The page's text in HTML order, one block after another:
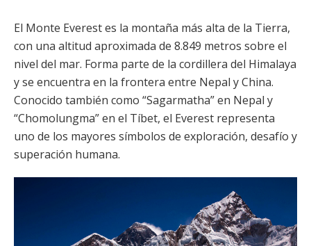
El Monte Everest es la montaña más alta de la Tierra,
con una altitud aproximada de 8.849 metros sobre el
nivel del mar. Forma parte de la cordillera del Himalaya
y se encuentra en la frontera entre Nepal y China.
Conocido también como “Sagarmatha” en Nepal y
“Chomolungma” en el Tíbet, el Everest representa
uno de los mayores símbolos de exploración, desafío y
superación humana.